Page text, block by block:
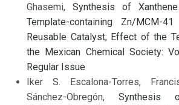
Ghasemi, Synthesis of
Template-containing Zn/MCM-
Reusable Catalyst; Effect of the
the Mexican Chemical Society:
Regular Issue
Iker S. Escalona-Torres,
Sánchez-Obregón, Synthesis